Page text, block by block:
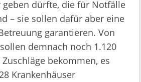
geben dürfte, die für Notfälle
– sie sollen dafür aber eine
garantieren. Von
demnach noch 1.120
bekommen, es
Krankenhäuser